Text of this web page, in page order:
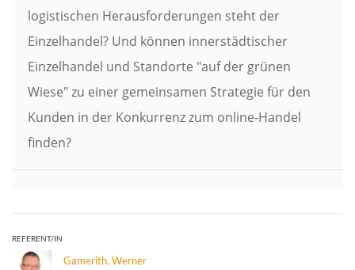
logistischen Herausforderungen steht der
Einzelhandel? Und können innerstädtischer
Einzelhandel und Standorte "auf der grünen
Wiese" zu einer gemeinsamen Strategie für den
Kunden in der Konkurrenz zum online-Handel
finden?
REFERENT/IN
Gamerith, Werner